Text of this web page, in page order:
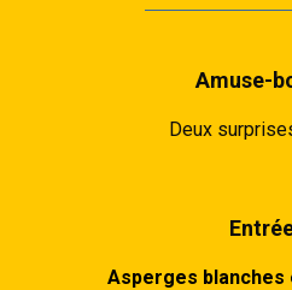
Amuse-
Deux
Asperges blanches